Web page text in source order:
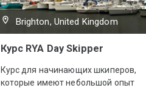
Brighton, United Kingdom
Курс RYA Day Skipper
Курс для начинающих шкиперов,
которые имеют небольшой опыт